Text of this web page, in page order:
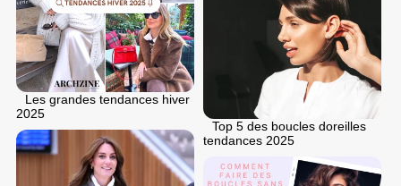
Les grandes tendances hiver
2025
Top 5 des boucles doreilles
tendances 2025